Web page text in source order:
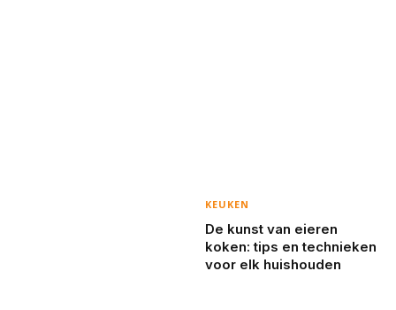
KEUKEN
De kunst van eieren
koken: tips en technieken
voor elk huishouden